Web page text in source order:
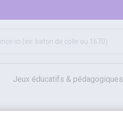
jeux éducatifs & pédagogiques